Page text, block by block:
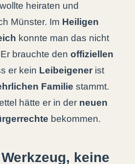
heiraten und
Münster. Im Heiligen
konnte man das nicht
brauchte den offiziellen
er kein Leibeigener ist
Familie stammt.
hätte er in der neuen
bekommen.
keine